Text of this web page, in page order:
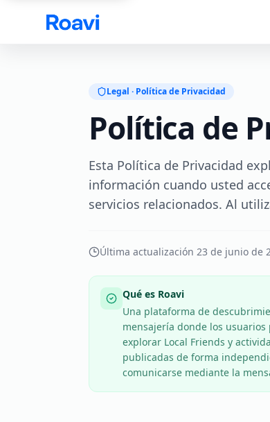
Legal · Política de Privacidad
Política de
Esta Política de Privacidad
información cuando usted
servicios relacionados. Al
Última actualización 23 de junio de
Qué es Roavi
Una plataforma de
mensajería donde los usuarios
explorar Local Friends y
publicadas de forma
comunicarse mediante la